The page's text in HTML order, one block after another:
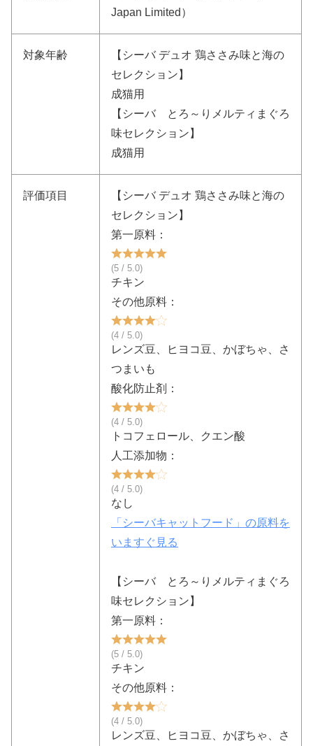
Japan Limited）
対象年齢
【シーバ デュオ 鶏ささみ味と海の
セレクション】
成猫用
【シーバ とろ～りメルティまぐろ
味セレクション】
成猫用
評価項目
【シーバ デュオ 鶏ささみ味と海の
セレクション】
第一原料：
(5 / 5.0)
チキン
その他原料：
(4 / 5.0)
レンズ豆、ヒヨコ豆、かぼちゃ、さ
つまいも
酸化防止剤：
(4 / 5.0)
トコフェロール、クエン酸
人工添加物：
(4 / 5.0)
なし
「シーバキャットフード」の原料を
いますぐ見る
【シーバ とろ～りメルティまぐろ
味セレクション】
第一原料：
(5 / 5.0)
チキン
その他原料：
(4 / 5.0)
レンズ豆、ヒヨコ豆、かぼちゃ、さ